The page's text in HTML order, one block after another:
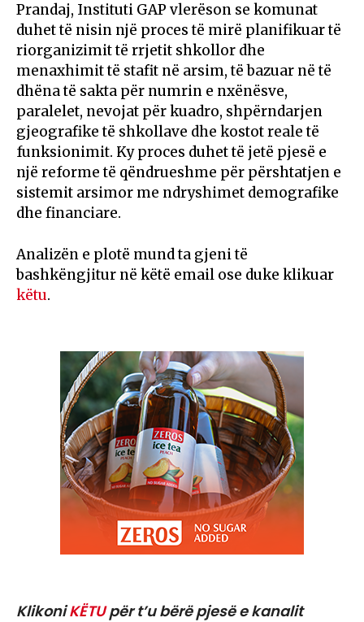
Prandaj, Instituti GAP vlerëson se komunat
duhet të nisin një proces të mirë planifikuar të
riorganizimit të rrjetit shkollor dhe
menaxhimit të stafit në arsim, të bazuar në të
dhëna të sakta për numrin e nxënësve,
paralelet, nevojat për kuadro, shpërndarjen
gjeografike të shkollave dhe kostot reale të
funksionimit. Ky proces duhet të jetë pjesë e
një reforme të qëndrueshme për përshtatjen e
sistemit arsimor me ndryshimet demografike
dhe financiare.
Analizën e plotë mund ta gjeni të
bashkëngjitur në këtë email ose duke klikuar
këtu.
KlikoniKËTUpër t’u bërë pjesë e kanalit